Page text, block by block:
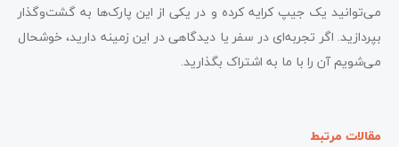
می‌توانید یک جیپ کرایه کرده و در یکی از این پارک‌ها به گشت‌وگذار
بپردازید. اگر تجربه‌ای در سفر یا دیدگاهی در این زمینه دارید، خوشحال
می‌شویم آن را با ما به اشتراک بگذارید.
مقالات مرتبط